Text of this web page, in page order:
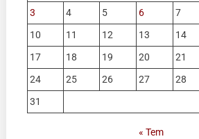
3
4 5 6 7
10
11 12 13 14
17
18 19 20 21
24
25 26 27 28
31
« Tem